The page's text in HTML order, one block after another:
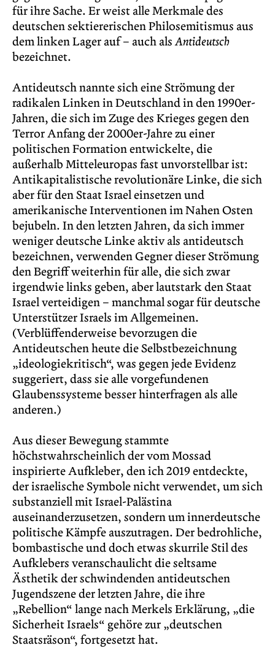
für ihre Sache. Er weist alle Merkmale des
deutschen sektiererischen Philosemitismus aus
dem linken Lager auf – auch als Antideutsch
bezeichnet.
Antideutsch nannte sich eine Strömung der
radikalen Linken in Deutschland in den 1990er-
Jahren, die sich im Zuge des Krieges gegen den
Terror Anfang der 2000er-Jahre zu einer
politischen Formation entwickelte, die
außerhalb Mitteleuropas fast unvorstellbar ist:
Antikapitalistische revolutionäre Linke, die sich
aber für den Staat Israel einsetzen und
amerikanische Interventionen im Nahen Osten
bejubeln. In den letzten Jahren, da sich immer
weniger deutsche Linke aktiv als antideutsch
bezeichnen, verwenden Gegner dieser Strömung
den Begriff weiterhin für alle, die sich zwar
irgendwie links geben, aber lautstark den Staat
Israel verteidigen – manchmal sogar für deutsche
Unterstützer Israels im Allgemeinen.
(Verblüﬀenderweise bevorzugen die
Antideutschen heute die Selbstbezeichnung
„ideologiekritisch“, was gegen jede Evidenz
suggeriert, dass sie alle vorgefundenen
Glaubenssysteme besser hinterfragen als alle
anderen.)
Aus dieser Bewegung stammte
höchstwahrscheinlich der vom Mossad
inspirierte Aufkleber, den ich 2019 entdeckte,
der israelische Symbole nicht verwendet, um sich
substanziell mit Israel-Palästina
auseinanderzusetzen, sondern um innerdeutsche
politische Kämpfe auszutragen. Der bedrohliche,
bombastische und doch etwas skurrile Stil des
Aufklebers veranschaulicht die seltsame
Ästhetik der schwindenden antideutschen
Jugendszene der letzten Jahre, die ihre
„Rebellion“ lange nach Merkels Erklärung, „die
Sicherheit Israels“ gehöre zur „deutschen
Staatsräson“, fortgesetzt hat.